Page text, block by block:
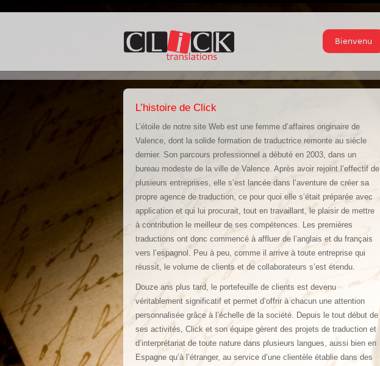
Bienvenu
L’histoire de Click
L’étoile de notre site Web est une femme d’affaires originaire de
Valence, dont la solide formation de traductrice remonte au siècle
dernier. Son parcours professionnel a débuté en 2003, dans un
bureau modeste de la ville de Valence. Après avoir rejoint l’effectif de
plusieurs entreprises, elle s’est lancée dans l’aventure de créer sa
propre agence de traduction, ce pour quoi elle s’était préparée avec
application et qui lui procurait, tout en travaillant, le plaisir de mettre
à contribution le meilleur de ses compétences. Les premières
traductions ont donc commencé à affluer de l’anglais et du français
vers l’espagnol. Peu à peu, comme il arrive à toute entreprise qui
réussit, le volume de clients et de collaborateurs s’est étendu.
Douze ans plus tard, le portefeuille de clients est devenu
véritablement significatif et permet d’offrir à chacun une attention
personnalisée grâce à l’échelle de la société. Depuis le tout début de
ses activités, Click et son équipe gèrent des projets de traduction et
d’interprétariat de toute nature dans plusieurs langues, aussi bien en
Espagne qu’à l’étranger, au service d’une clientèle établie dans des